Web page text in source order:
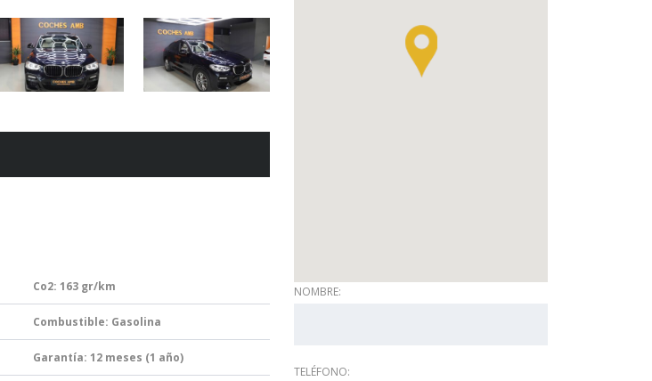
Co2: 163 gr/km
Combustible: Gasolina
Garantía: 12 meses (1 año)
NOMBRE:
TELÉFONO: